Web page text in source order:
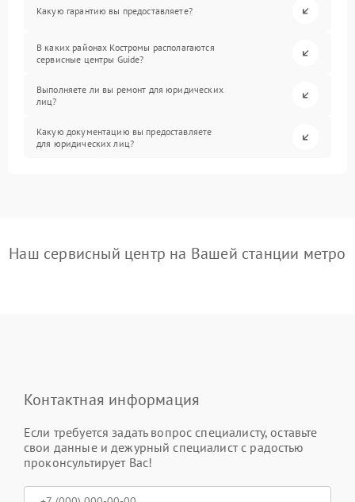
Какую гарантию вы предоставляете?
В каких районах Костромы располагаются
сервисные центры Guide?
Выполняете ли вы ремонт для юридических
лиц?
Какую документацию вы предоставляете
для юридических лиц?
Наш сервисный центр на Вашей станции метро
Контактная информация
Если требуется задать вопрос специалисту, оставьте
свои данные и дежурный специалист с радостью
проконсультирует Вас!